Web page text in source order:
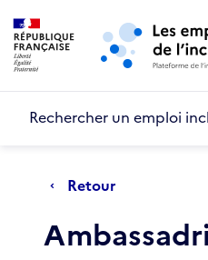
Aller au menu principal
Rechercher un emploi
Retour